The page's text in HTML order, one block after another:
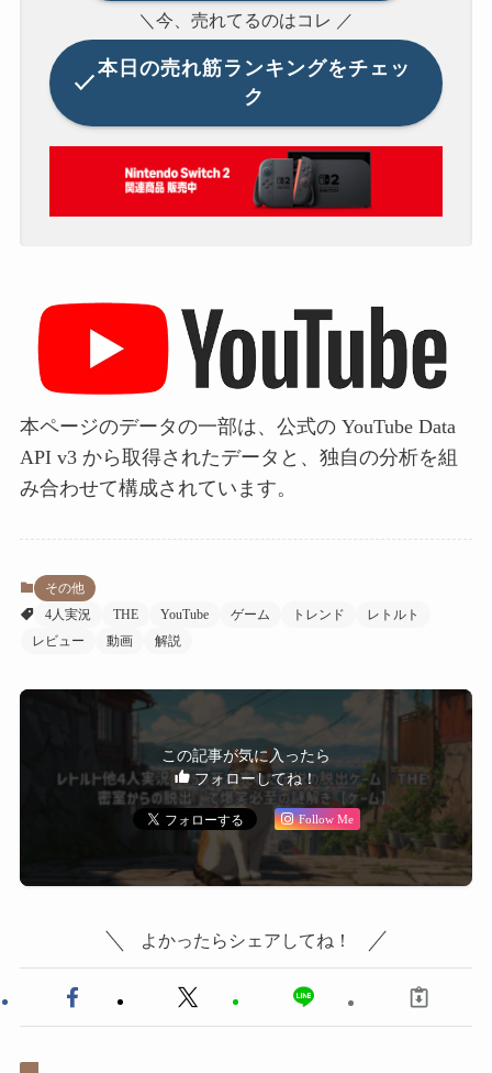
＼今、売れてるのはコレ ／
本日の売れ筋ランキングをチェッ
ク
本ページのデータの一部は、公式の YouTube Data
API v3 から取得されたデータと、独自の分析を組
み合わせて構成されています。
その他
4人実況
THE YouTube ゲーム トレンド
レトルト
レビュー
動画 解説
この記事が気に入ったら
フォローしてね！
Follow Me
よかったらシェアしてね！